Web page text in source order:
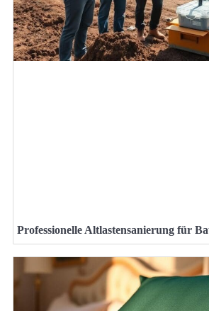
Professionelle Altlastensanierung für